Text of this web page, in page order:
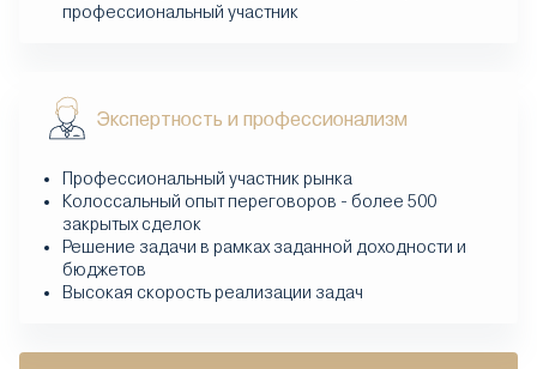
профессиональный участник
Экспертность и профессионализм
Профессиональный участник рынка
Колоссальный опыт переговоров - более 500
закрытых сделок
Решение задачи в рамках заданной доходности и
бюджетов
Высокая скорость реализации задач